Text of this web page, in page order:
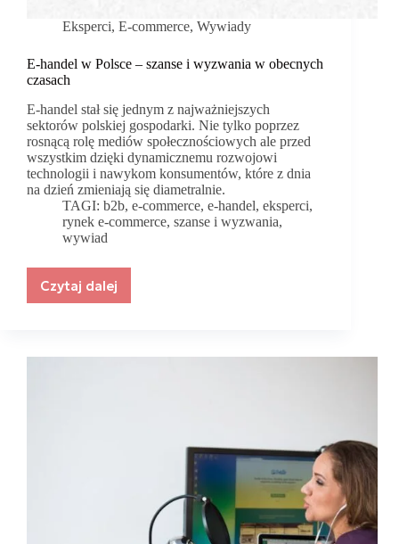
Eksperci, E-commerce, Wywiady
E-handel w Polsce – szanse i wyzwania w obecnych
czasach
E-handel stał się jednym z najważniejszych
sektorów polskiej gospodarki. Nie tylko poprzez
rosnącą rolę mediów społecznościowych ale przed
wszystkim dzięki dynamicznemu rozwojowi
technologii i nawykom konsumentów, które z dnia
na dzień zmieniają się diametralnie.
TAGI: b2b,e-commerce,e-handel,eksperci,
rynek e-commerce, szanse i wyzwania,
wywiad
Czytaj dalej
E-
–